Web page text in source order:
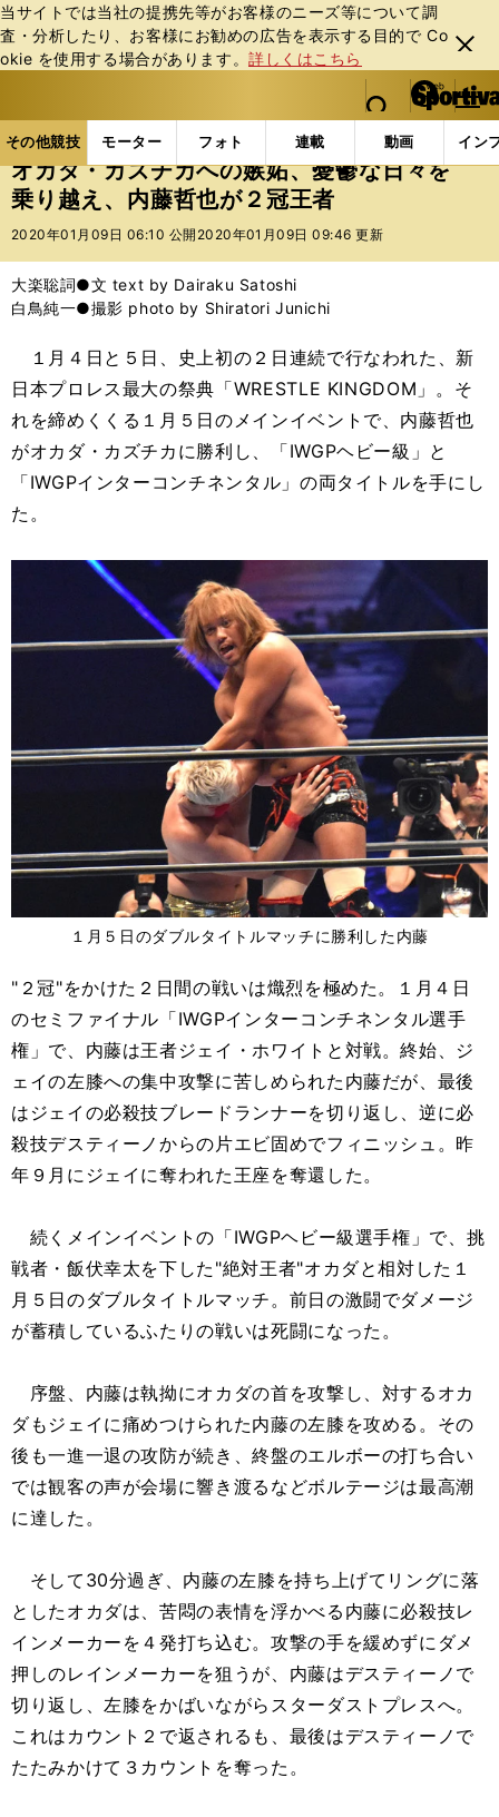
当サイトでは当社の提携先等がお客様のニーズ等について調
査・分析したり、お客様にお勧めの広告を表⽰する⽬的で Co
okie を使⽤する場合があります。詳しくはこちら
閉じ
る
web Sportiva (webスポルティーバ)
検索
マイペ
ー
ジ
メニュ
その他競技 モーター フォト 連載 動画 イン
ス
ポ
ル
バ
その他競技の記事一覧 格闘技 プロレス オカダ
オカダ・カズチカへの嫉妬、憂鬱な日々を
乗り越え、内藤哲也が２冠王者
2020年01月09日 06:10 公開 2020年01月09日 09:46 更新
大楽聡詞●文 text by Dairaku Satoshi
白鳥純一●撮影 photo by Shiratori Junichi
１月４日と５日、史上初の２日連続で行なわれた、新
日本プロレス最大の祭典「WRESTLE KINGDOM」。そ
れを締めくくる１月５日のメインイベントで、内藤哲也
がオカダ・カズチカに勝利し、「IWGPヘビー級」と
「IWGPインターコンチネンタル」の両タイトルを手にし
た。
１月５日のダブルタイトルマッチに勝利した内藤
"２冠"をかけた２日間の戦いは熾烈を極めた。１月４日
のセミファイナル「IWGPインターコンチネンタル選手
権」で、内藤は王者ジェイ・ホワイトと対戦。終始、ジ
ェイの左膝への集中攻撃に苦しめられた内藤だが、最後
はジェイの必殺技ブレードランナーを切り返し、逆に必
殺技デスティーノからの片エビ固めでフィニッシュ。昨
年９月にジェイに奪われた王座を奪還した。
続くメインイベントの「IWGPヘビー級選手権」で、挑
戦者・飯伏幸太を下した"絶対王者"オカダと相対した１
月５日のダブルタイトルマッチ。前日の激闘でダメージ
が蓄積しているふたりの戦いは死闘になった。
序盤、内藤は執拗にオカダの首を攻撃し、対するオカ
ダもジェイに痛めつけられた内藤の左膝を攻める。その
後も一進一退の攻防が続き、終盤のエルボーの打ち合い
では観客の声が会場に響き渡るなどボルテージは最高潮
に達した。
そして30分過ぎ、内藤の左膝を持ち上げてリングに落
としたオカダは、苦悶の表情を浮かべる内藤に必殺技レ
インメーカーを４発打ち込む。攻撃の手を緩めずにダメ
押しのレインメーカーを狙うが、内藤はデスティーノで
切り返し、左膝をかばいながらスターダストプレスへ。
これはカウント２で返されるも、最後はデスティーノで
たたみかけて３カウントを奪った。